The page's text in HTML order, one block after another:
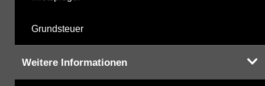
Grundsteuer
Weitere Informationen